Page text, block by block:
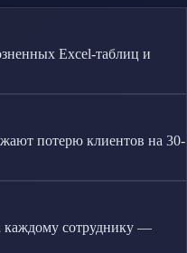
Excel-таблиц и
потерю клиентов на 30-
каждому сотруднику —